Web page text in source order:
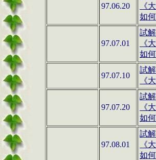
97.06.20
《
如
97.07.01
試
《
如
97.07.10
試
《
97.07.20
試
《
如
97.08.01
試
《
如